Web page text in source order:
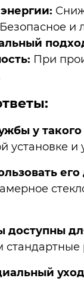
Безопасное и
При
у такого
установке и
доступны